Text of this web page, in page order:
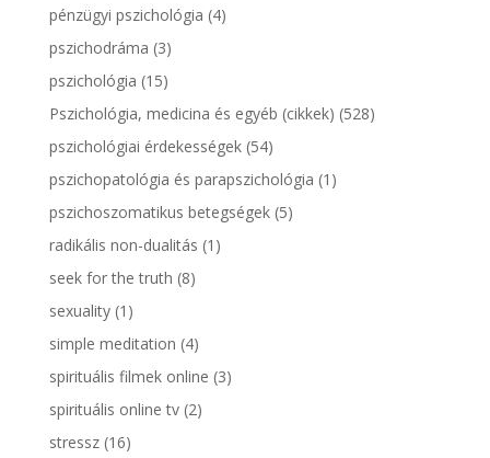
pénzügyi pszichológia (4)
pszichodráma (3)
pszichológia (15)
Pszichológia, medicina és egyéb (cikkek) (528)
pszichológiai érdekességek(54)
pszichopatológia és parapszichológia (1)
pszichoszomatikus betegségek(5)
radikális non-dualitás (1)
seek for the truth (8)
sexuality(1)
simple meditation (4)
spirituális filmek online (3)
spirituális online tv(2)
stressz(16)